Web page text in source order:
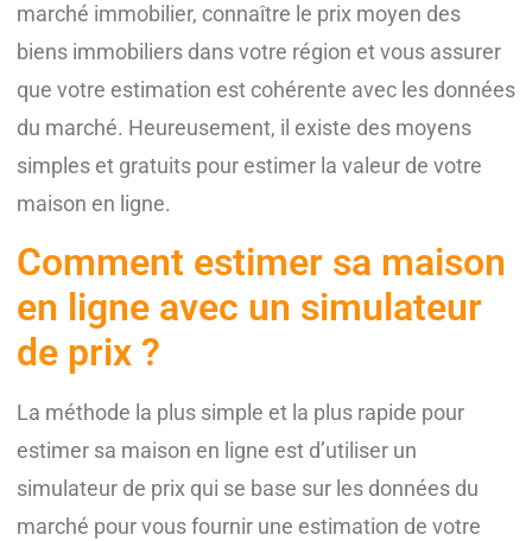
marché immobilier, connaître le prix moyen des
biens immobiliers dans votre région et vous assurer
que votre estimation est cohérente avec les données
du marché. Heureusement, il existe des moyens
simples et gratuits pour estimer la valeur de votre
maison en ligne.
Comment estimer sa maison
en ligne avec un simulateur
de prix ?
La méthode la plus simple et la plus rapide pour
estimer sa maison en ligne est d’utiliser un
simulateur de prix qui se base sur les données du
marché pour vous fournir une estimation de votre